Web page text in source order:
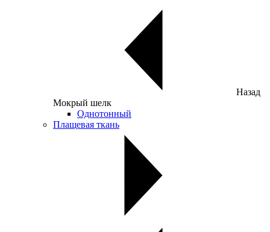
Назад
Мокрый шелк
Однотонный
Плащевая ткань